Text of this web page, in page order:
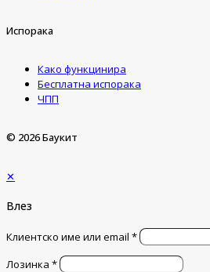
Испорака
Како функцинира
Бесплатна испорака
ЧПП
© 2026 Баукит
✕
Влез
Клиентско име или email *
Лозинка *